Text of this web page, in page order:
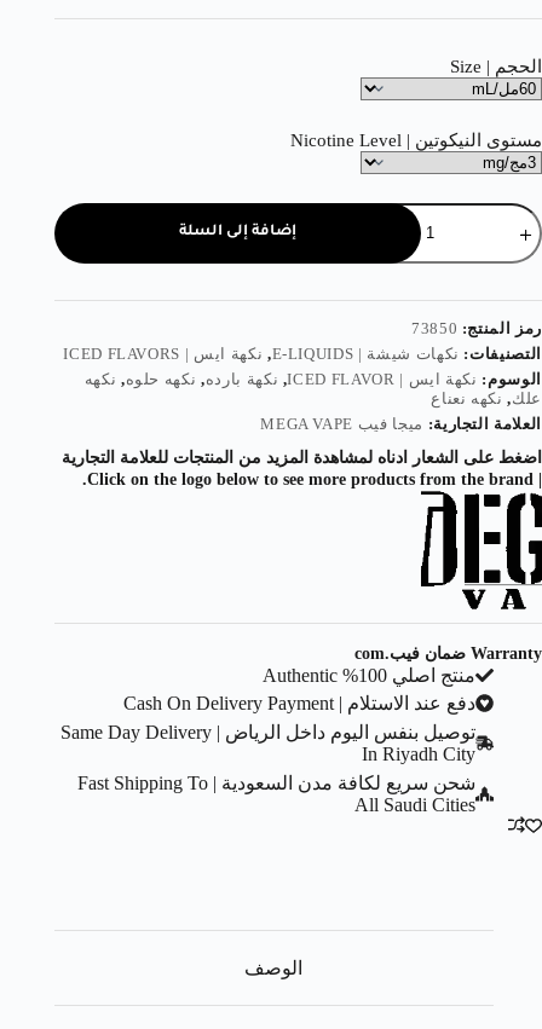
الحجم | Size
مستوى النيكوتين | Nicotine Level
إضافة إلى السلة
رمز المنتج: 73850
التصنيفات: نكهات شيشة | E-LIQUIDS , نكهة ايس | ICED FLAVORS
الوسوم: نكهة ايس | ICED FLAVOR , نكهة بارده, نكهه حلوه, نكهه
علك, نكهه نعناع
العلامة التجارية: ميجا فيب MEGA VAPE
اضغط على الشعار ادناه لمشاهدة المزيد من المنتجات للعلامة التجارية
| Click on the logo below to see more products from the brand.
Warranty ضمان فيب.com
منتج اصلي 100% Authentic
دفع عند الاستلام | Cash On Delivery Payment
توصيل بنفس اليوم داخل الرياض | Same Day Delivery
In Riyadh City
شحن سريع لكافة مدن السعودية | Fast Shipping To
All Saudi Cities
الوصف